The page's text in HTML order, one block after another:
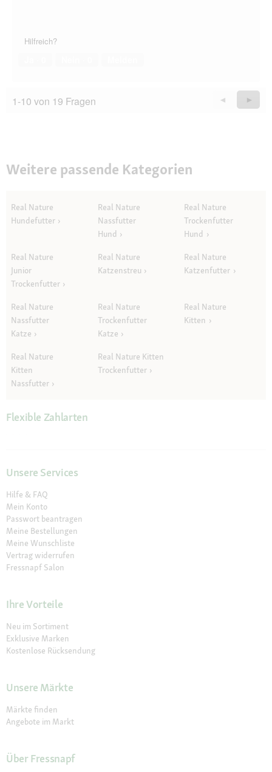
Hilfreich?
1-10 von 19 Fragen
Zurück
Questions
◄
Weiter
►
Weitere passende Kategorien
Real Nature
Hundefutter
Real Nature
Nassfutter
Hund
Real Nature
Trockenfutter
Hund
Real Nature
Junior
Trockenfutter
Real Nature
Katzenstreu
Real Nature
Katzenfutter
Real Nature
Nassfutter
Katze
Real Nature
Trockenfutter
Katze
Real Nature
Kitten
Real Nature
Kitten
Nassfutter
Real Nature Kitten
Trockenfutter
Flexible Zahlarten
Unsere Services
Hilfe & FAQ
Mein Konto
Passwort beantragen
Meine Bestellungen
Meine Wunschliste
Vertrag widerrufen
Fressnapf Salon
Ihre Vorteile
Neu im Sortiment
Exklusive Marken
Kostenlose Rücksendung
Unsere Märkte
Märkte finden
Angebote im Markt
Über Fressnapf